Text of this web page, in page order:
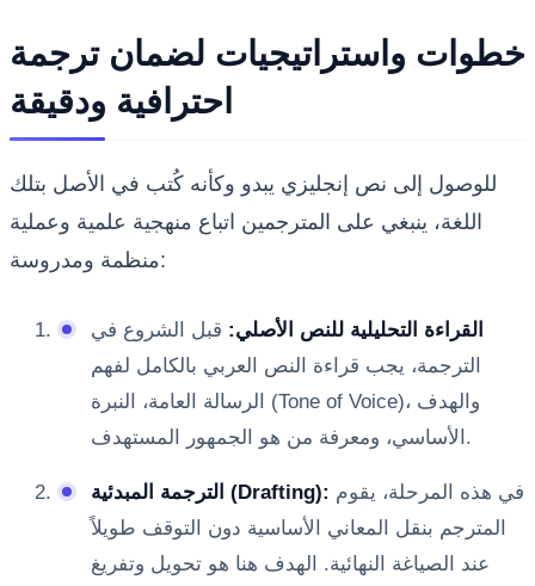
خطوات واستراتيجيات لضمان ترجمة
احترافية ودقيقة
للوصول إلى نص إنجليزي يبدو وكأنه كُتب في الأصل بتلك
اللغة، ينبغي على المترجمين اتباع منهجية علمية وعملية
منظمة ومدروسة:
القراءة التحليلية للنص الأصلي: قبل الشروع في
الترجمة، يجب قراءة النص العربي بالكامل لفهم
الرسالة العامة، النبرة (Tone of Voice)، والهدف
الأساسي، ومعرفة من هو الجمهور المستهدف.
الترجمة المبدئية (Drafting):
المترجم بنقل المعاني الأساسية دون التوقف طويلاً
عند الصياغة النهائية. الهدف هنا هو تحويل وتفريغ